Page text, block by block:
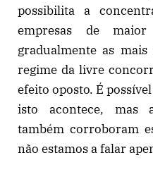
possibilita a
empresas de maior
gradualmente as
regime da livre
efeito oposto. É
isto acontece, mas
também corroboram
não estamos a falar